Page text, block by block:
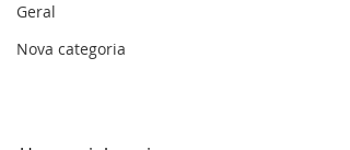
Geral
Nova categoria